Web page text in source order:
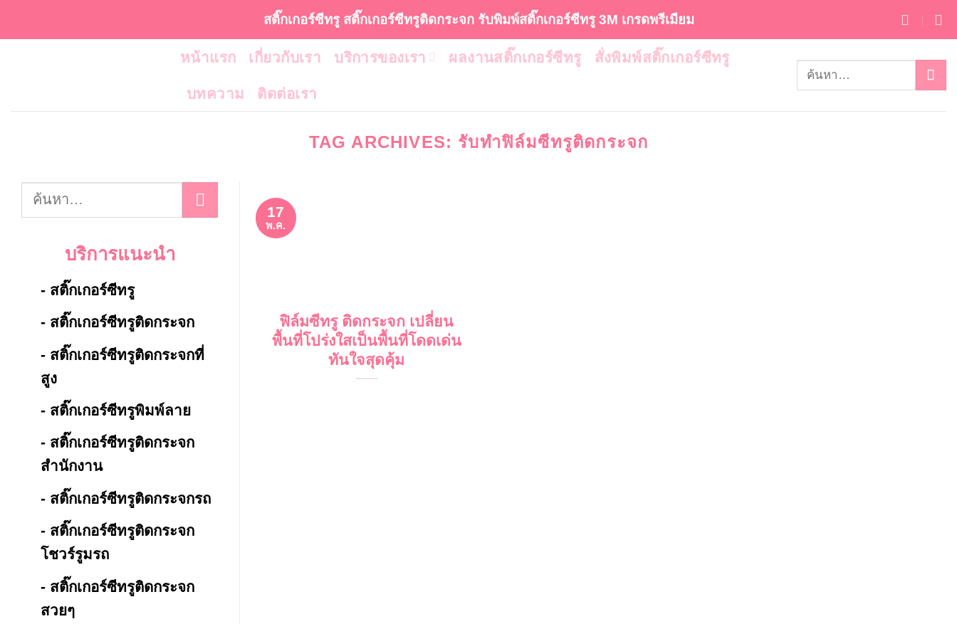
สติ๊กเกอร์ซีทรู สติ๊กเกอร์ซีทรูติดกระจก รับพิมพ์สติ๊กเกอร์ซีทรู 3M เกรดพรีเมียม
หน้าแรก เกี่ยวกับเรา บริการของเรา ผลงานสติ๊กเกอร์ซีทรู สั่งพิมพ์สติ๊กเกอร์ซีทรู
บทความ ติดต่อเรา
TAG ARCHIVES: รับทำฟิล์มซีทรูติดกระจก
บริการแนะนำ
- สติ๊กเกอร์ซีทรู
- สติ๊กเกอร์ซีทรูติดกระจก
- สติ๊กเกอร์ซีทรูติดกระจกที่
สูง
- สติ๊กเกอร์ซีทรูพิมพ์ลาย
- สติ๊กเกอร์ซีทรูติดกระจก
สำนักงาน
- สติ๊กเกอร์ซีทรูติดกระจกรถ
- สติ๊กเกอร์ซีทรูติดกระจก
โชวร์รูมรถ
- สติ๊กเกอร์ซีทรูติดกระจก
สวยๆ
ฟิล์มซีทรู ติดกระจก เปลี่ยน
พื้นที่โปร่งใสเป็นพื้นที่โดดเด่น
ทันใจสุดคุ้ม
17
พ.ค.